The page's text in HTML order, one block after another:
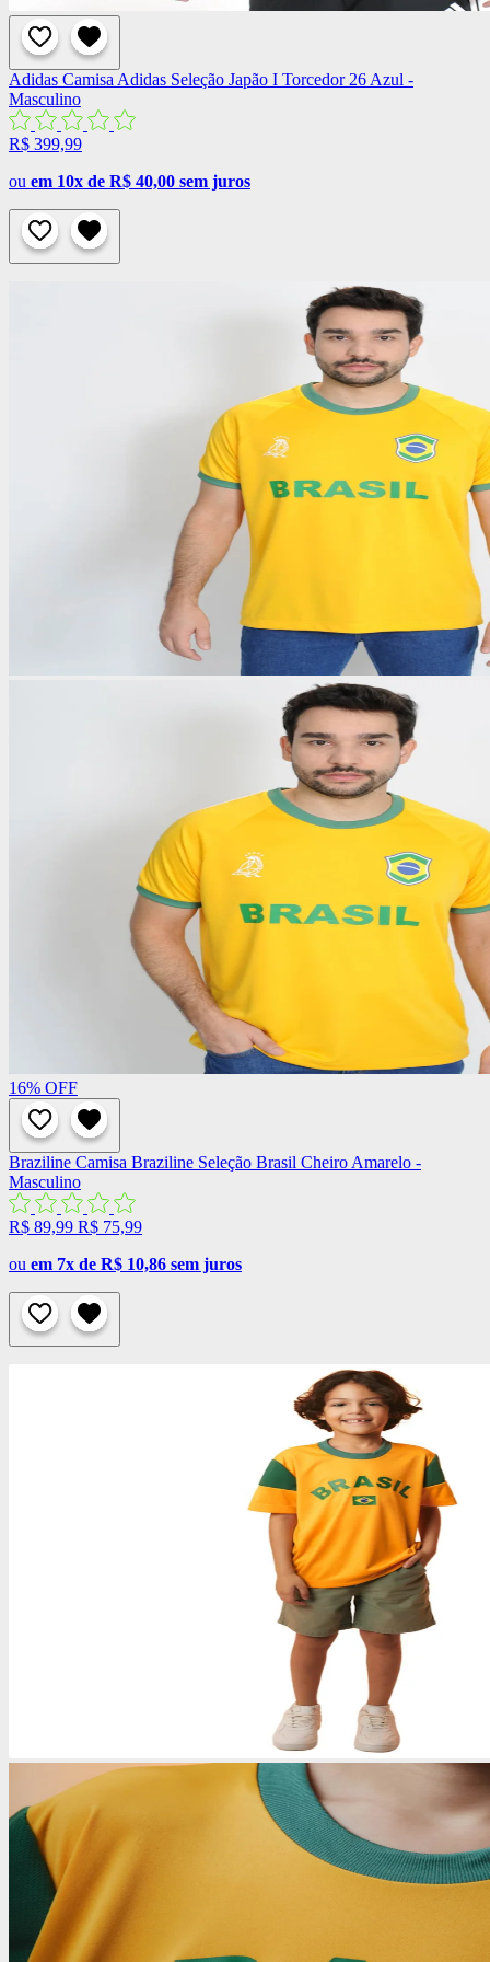
Adidas Camisa Adidas Seleção Japão I Torcedor 26 Azul -
Masculino
R$ 399,99
ou em 10x de R$ 40,00 sem juros
16% OFF
Braziline Camisa Braziline Seleção Brasil Cheiro Amarelo -
Masculino
R$ 89,99 R$ 75,99
ou em 7x de R$ 10,86 sem juros